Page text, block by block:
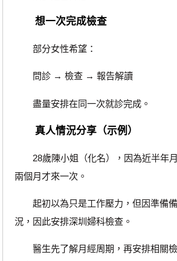
想一次完成檢查
部分女性希望：
問診 → 檢查 → 報告解讀
盡量安排在同一次就診完成。
真人情況分享（示例）
28歲陳小姐（化名），因為近半年
兩個月才來一次。
起初以為只是工作壓力，但因準備備
況，因此安排深圳婦科檢查。
醫生先了解月經周期，再安排相關檢